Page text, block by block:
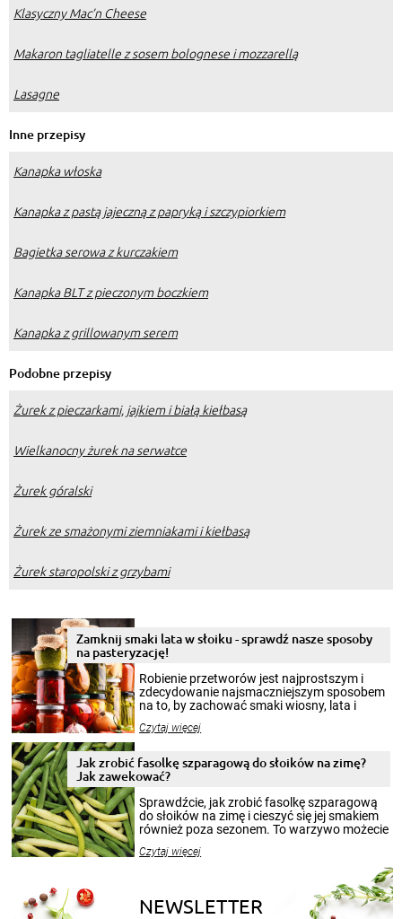
Klasyczny Mac’n Cheese
Makaron tagliatelle z sosem bolognese i mozzarellą
Lasagne
Inne przepisy
Kanapka włoska
Kanapka z pastą jajeczną z papryką i szczypiorkiem
Bagietka serowa z kurczakiem
Kanapka BLT z pieczonym boczkiem
Kanapka z grillowanym serem
Podobne przepisy
Żurek z pieczarkami, jajkiem i białą kiełbasą
Wielkanocny żurek na serwatce
Żurek góralski
Żurek ze smażonymi ziemniakami i kiełbasą
Żurek staropolski z grzybami
Zamknij smaki lata w słoiku - sprawdź nasze sposoby
na pasteryzację!
Robienie przetworów jest najprostszym i
zdecydowanie najsmaczniejszym sposobem
na to, by zachować smaki wiosny, lata i
krajobrazów, by cieszyć nimi oko w sezonie
pełni poczuć atmosferę cieplejszych
miesięcy. Przygotowanie słoików ze
patenty, które pozwolą zachować świeżość
przetworów.
Czytaj więcej
Jak zrobić fasolkę szparagową do słoików na zimę?
Jak zawekować?
Sprawdźcie, jak zrobić fasolkę szparagową
do słoików na zimę i cieszyć się jej smakiem
również poza sezonem. To warzywo możecie
nasze propozycje!
Czytaj więcej
NEWSLETTER